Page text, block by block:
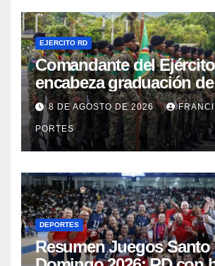
EJERCITO RD
Comandante del Ejército
encabeza graduación de
nuevos conscriptos en
Campamento Militar “16
Agosto”
8 DE AGOSTO DE 2026
PORTES
DEPORTES
Resumen Juegos Santo